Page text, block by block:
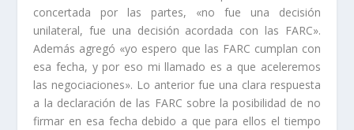
concertada por las partes, «no fue una decisión
unilateral, fue una decisión acordada con las FARC».
Además agregó «yo espero que las FARC cumplan con
esa fecha, y por eso mi llamado es a que aceleremos
las negociaciones». Lo anterior fue una clara respuesta
a la declaración de las FARC sobre la posibilidad de no
firmar en esa fecha debido a que para ellos el tiempo